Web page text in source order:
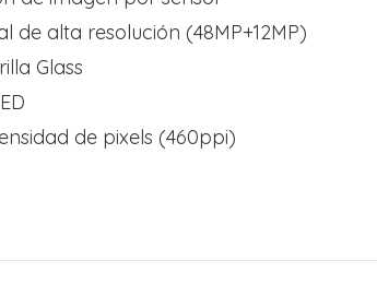
de alta resolución (48MP+12MP)
Glass
de pixels (460ppi)